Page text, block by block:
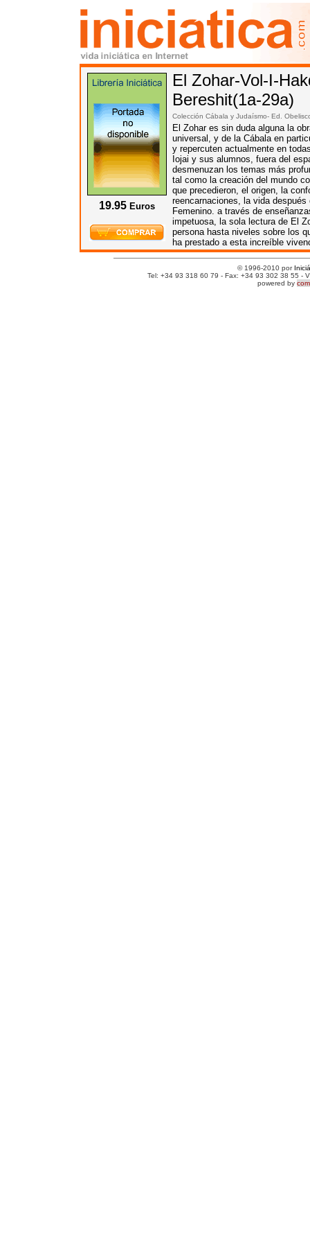
19.95 Euros
El Zohar-Vol-I-
Bereshit(1a-29a)
Colección Cábala y Judaísmo- Ed.
El Zohar es sin duda alguna la
universal, y de la Cábala en
y repercuten actualmente en
Iojai y sus alumnos, fuera del
desmenuzan los temas más
tal como la creación del mundo
que precedieron, el origen, la
reencarnaciones, la vida
Femenino. a través de
impetuosa, la sola lectura de El
persona hasta niveles sobre los
ha prestado a esta increíble
© 1996-2010 por
Tel: +34 93 318 60 79 - Fax: +34 93 302 38 55 -
powered by